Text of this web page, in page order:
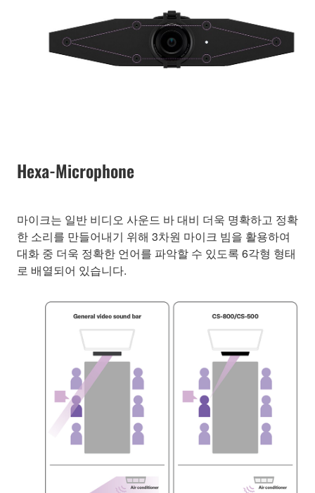
Hexa-Microphone
마이크는 일반 비디오 사운드 바 대비 더욱 명확하고 정확
한 소리를 만들어내기 위해 3차원 마이크 빔을 활용하여
대화 중 더욱 정확한 언어를 파악할 수 있도록 6각형 형태
로 배열되어 있습니다.